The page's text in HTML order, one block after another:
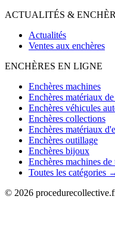
ACTUALITÉS &
Actualités
Ventes aux enchères
ENCHÈRES EN LIGNE
Enchères machines
Enchères matériaux
Enchères véhicules
Enchères collections
Enchères matériaux
Enchères outillage
Enchères bijoux
Enchères machines
Toutes les catégories
© 2026